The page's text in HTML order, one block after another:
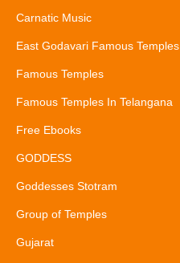
Carnatic Music
East Godavari Famous Temples
Famous Temples
Famous Temples In Telangana
Free Ebooks
GODDESS
Goddesses Stotram
Group of Temples
Gujarat